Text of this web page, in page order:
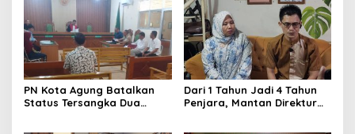
PN Kota Agung Batalkan
Status Tersangka Dua
Dari 1 Tahun Jadi 4 Tahun
Penjara, Mantan Direktur